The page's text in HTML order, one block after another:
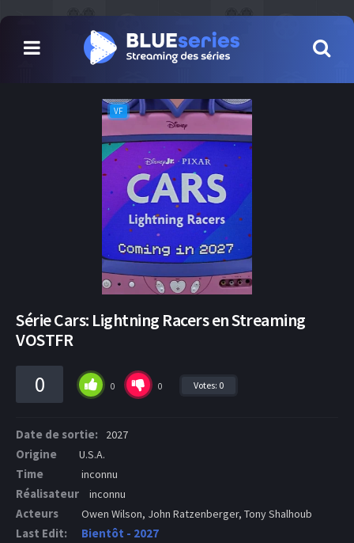
VF
Série Cars: Lightning Racers en Streaming
VOSTFR
0 0 0 Votes: 0
Date de sortie: 2027
Origine U.S.A.
Time inconnu
Réalisateur inconnu
Acteurs Owen Wilson, John Ratzenberger, Tony Shalhoub
Last Edit: Bientôt - 2027